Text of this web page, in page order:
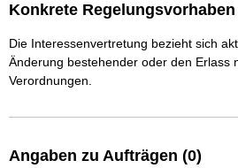
Konkrete Regelungsvorhaben
Die Interessenvertretung bezieht sich
Änderung bestehender oder den Erlass
Verordnungen.
Angaben zu Aufträgen (0)